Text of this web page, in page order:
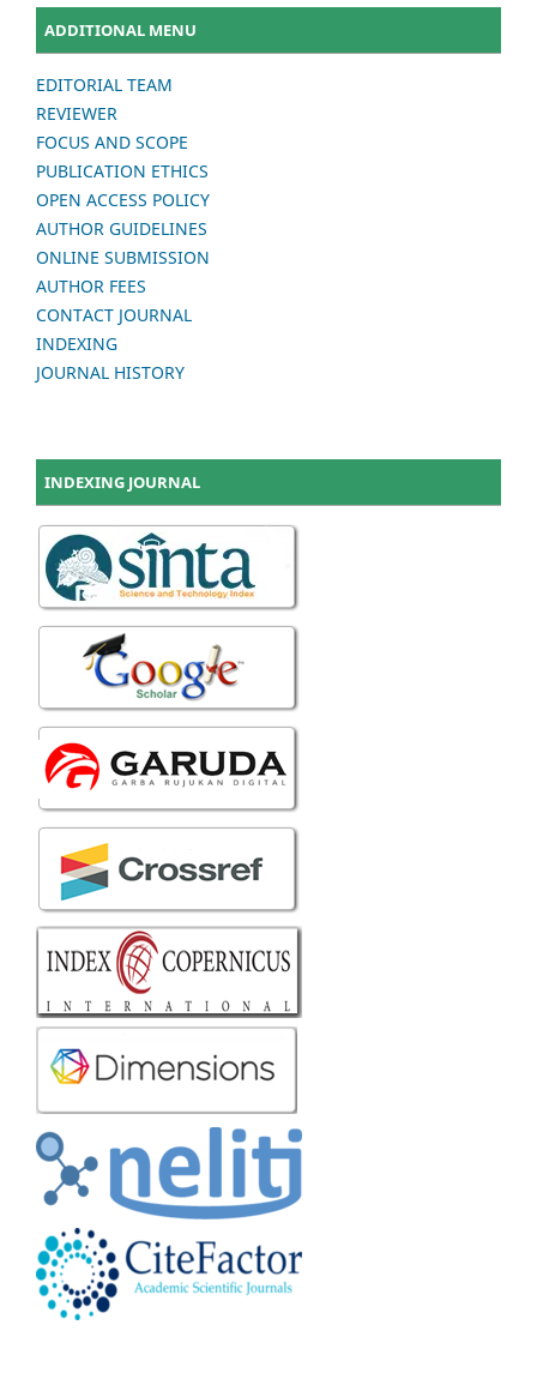
ADDITIONAL MENU
EDITORIAL TEAM
REVIEWER
FOCUS AND SCOPE
PUBLICATION ETHICS
OPEN ACCESS POLICY
AUTHOR GUIDELINES
ONLINE SUBMISSION
AUTHOR FEES
CONTACT JOURNAL
INDEXING
JOURNAL HISTORY
INDEXING JOURNAL